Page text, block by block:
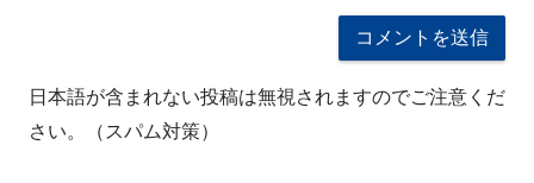
日本語が含まれない投稿は無視されますのでご注意くだ
さい。（スパム対策）